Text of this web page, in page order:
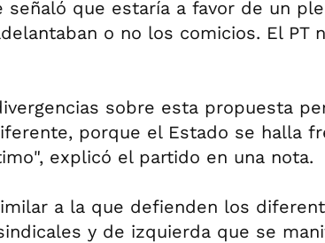
señaló que estaría a favor de un
o no los comicios. El PT
sobre esta propuesta
porque el Estado se halla
explicó el partido en una nota.
a la que defienden los
y de izquierda que se